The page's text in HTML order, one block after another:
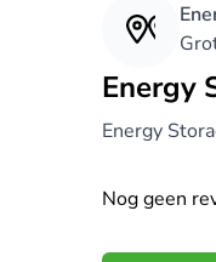
Energy
Nog geen